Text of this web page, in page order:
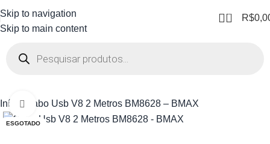
Skip to navigation
Skip to main content
0 R$
Início Cabo Usb V8 2 Metros BM8628 – BMAX
ESGOTADO
Clique para ampliar